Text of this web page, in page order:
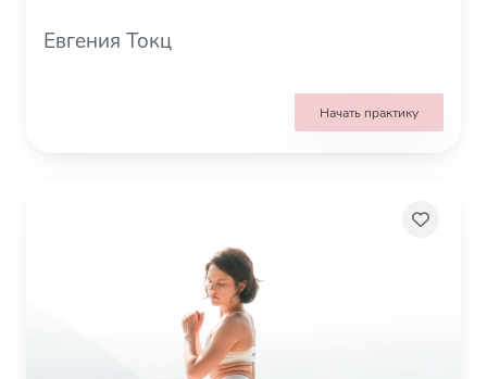
Евгения Токц
Начать практику